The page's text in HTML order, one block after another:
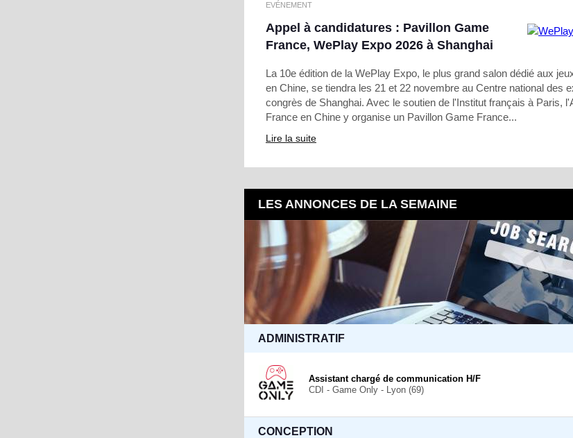
EVÉNEMENT
Appel à candidatures : Pavillon Game
France, WePlay Expo 2026 à Shanghai
La 10e édition de la WePlay Expo, le plus grand salon dédié aux
en Chine, se tiendra les 21 et 22 novembre au Centre national des
congrès de Shanghai. Avec le soutien de l'Institut français à Paris,
France en Chine y organise un Pavillon Game France...
Lire la suite
LES ANNONCES DE LA SEMAINE
ADMINISTRATIF
Assistant chargé de communication H/F
CDI - Game Only - Lyon (69)
CONCEPTION